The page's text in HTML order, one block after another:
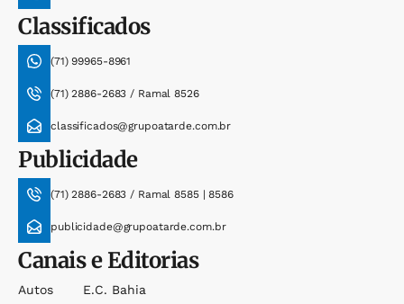
Classificados
(71) 99965-8961
(71) 2886-2683 / Ramal 8526
classificados@grupoatarde.com.br
Publicidade
(71) 2886-2683 / Ramal 8585 | 8586
publicidade@grupoatarde.com.br
Canais e Editorias
Autos
E.c. Bahia